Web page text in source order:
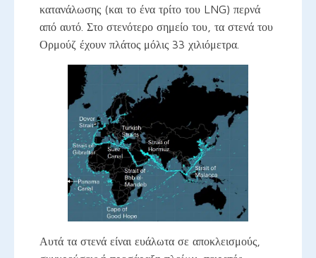
κατανάλωσης (και το ένα τρίτο του LNG) περνά
από αυτό. Στο στενότερο σημείο του, τα στενά του
Ορμούζ έχουν πλάτος μόλις 33 χιλιόμετρα.
Αυτά τα στενά είναι ευάλωτα σε αποκλεισμούς,